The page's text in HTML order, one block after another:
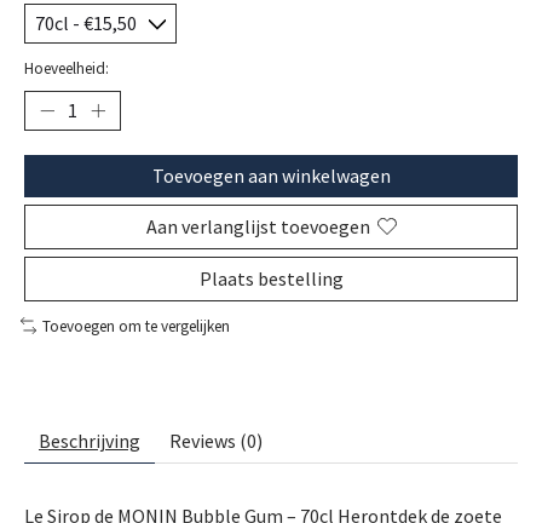
Hoeveelheid:
Toevoegen aan winkelwagen
Aan verlanglijst toevoegen
Plaats bestelling
Toevoegen om te vergelijken
Beschrijving Reviews (0)
Le Sirop de MONIN Bubble Gum – 70cl Herontdek de zoete